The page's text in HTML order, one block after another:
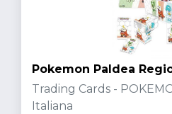
Pokemon Paldea
Trading Cards -
Italiana